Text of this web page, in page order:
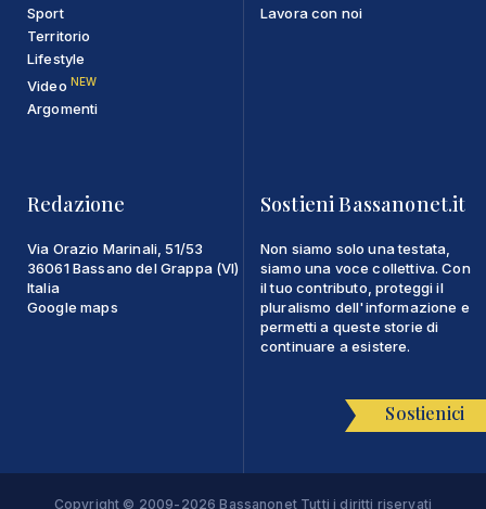
Sport
Territorio
Lifestyle
Video NEW
Argomenti
Lavora con noi
Redazione
Via Orazio Marinali, 51/53
36061 Bassano del Grappa (VI)
Italia
Google maps
Sostieni Bassanonet.it
Non siamo solo una testata,
siamo una voce collettiva. Con
il tuo contributo, proteggi il
pluralismo dell'informazione e
permetti a queste storie di
continuare a esistere.
Sostienici
Copyright © 2009-2026 Bassanonet Tutti i diritti riservati